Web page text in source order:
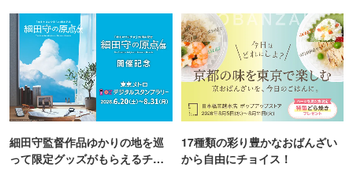
細田守監督作品ゆかりの地を巡
って限定グッズがもらえるチャ
17種類の彩り豊かなおばんざい
から自由にチョイス！